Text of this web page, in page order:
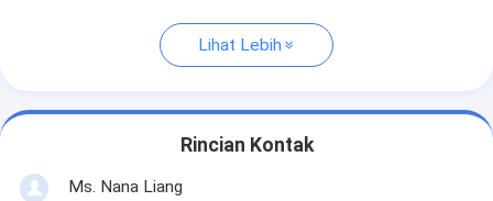
Lihat Lebih
Rincian Kontak
Ms. Nana Liang